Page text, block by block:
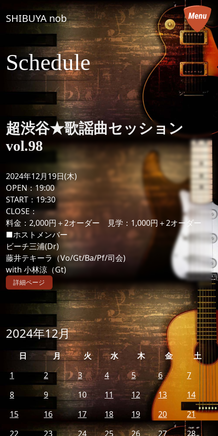
コンテンツへスキップ
メインナビゲーション
SHIBUYA nob
Schedule
超渋谷★歌謡曲セッション
vol.98
2024年12月19日(木)
OPEN：19:00
START：19:30
CLOSE：
料金：2,000円＋2オーダー 見学：1,000円＋2オーダー
■ホストメンバー
ビーチ三浦(Dr)
藤井テキーラ（Vo/Gt/Ba/Pf/司会)
with 小林涼（Gt)
詳細ページ
2024年12月
日 月 火 水 木 金
土
1
2 3 4 5 6
7
8
9 10 11 12 13
14
15
16 17 18 19 20
21
22
23 24 25 26 27 28